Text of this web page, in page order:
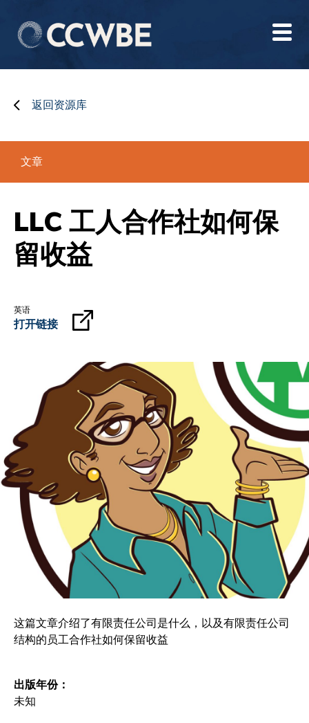
返回资源库
LLC 工人合作社如何保
留收益
文章
这篇文章介绍了有限责任公司是什么，以及有限责任公司
结构的员工合作社如何保留收益
出版年份：
未知
英语
打开链接